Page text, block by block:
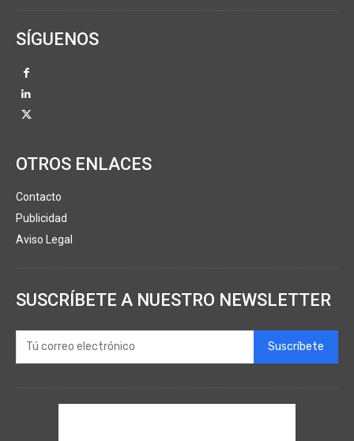
SÍGUENOS
OTROS ENLACES
Contacto
Publicidad
Aviso Legal
SUSCRÍBETE A NUESTRO NEWSLETTER
Suscríbete